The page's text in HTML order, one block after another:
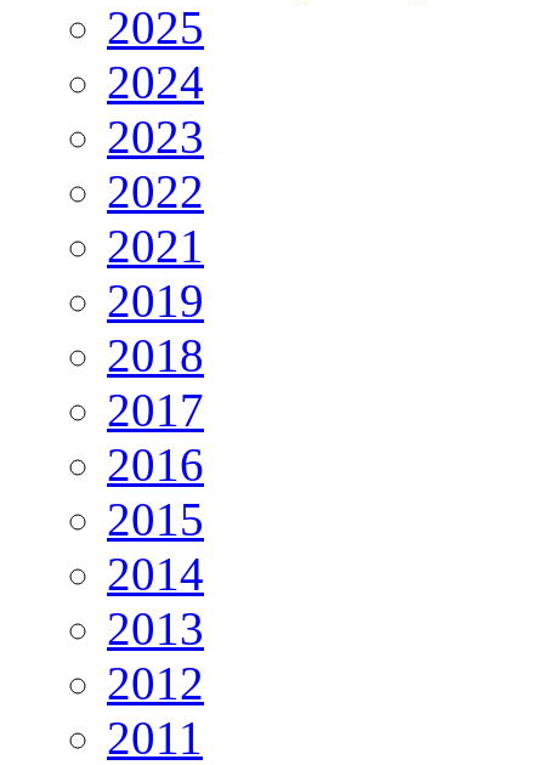
2025
2024
2023
2022
2021
2019
2018
2017
2016
2015
2014
2013
2012
2011